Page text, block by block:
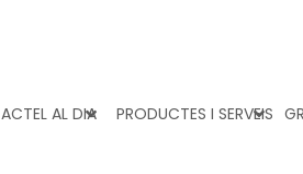
ACTEL AL DIA PRODUCTES I SERVEIS